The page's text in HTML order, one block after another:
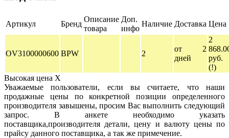
Артикул Бренд
Описание
товара
Доп.
инфо
Наличие Доставка Цена
OV3100000600 BPW 2
от 2
дней
2
руб.
(!)
Высокая цена X
Уважаемые пользователи, если вы считаете, что наши
продажные цены по конкретной позиции определенного
производителя завышены, просим Вас выполнить следующий
запрос. В анкете необходимо указать
поставщика,производителя детали, цену и валюту цены по
прайсу данного поставщика, а так же примечение.